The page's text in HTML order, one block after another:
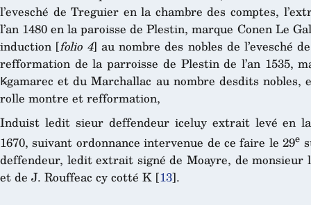
l’evesché de Treguier en la chambre des comptes,
l’an 1480 en la paroisse de Plestin, marque Conen Le
induction [folio 4] au nombre des nobles de l’evesché
refformation de la parroisse de Plestin de l’an 1535,
Ꝃgamarec et du Marchallac au nombre desdits
rolle montre et refformation,
Induist ledit sieur deffendeur iceluy extrait levé en
1670, suivant ordonnance intervenue de ce faire le 29e
deffendeur, ledit extrait signé de Moayre, de monsieur
et de J. Rouffeac cy cotté K[13].